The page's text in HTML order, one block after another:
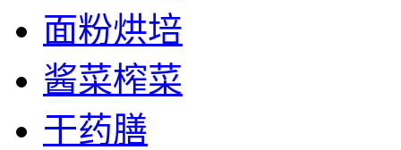
面粉烘培
酱菜榨菜
干药膳